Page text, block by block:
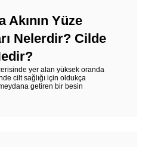
Akının Yüze
Nelerdir? Cilde
yer alan yüksek oranda
cilt sağlığı için oldukça
getiren bir besin